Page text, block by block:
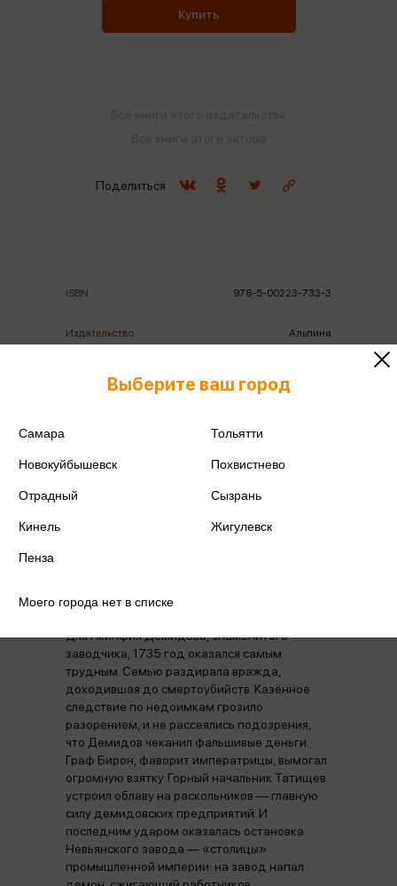
ISBN 978-5-00223-733-3
Издательство Альпина
Купить
Поделиться
Для Акинфия Демидова, знаменитого
заводчика, 1735 год оказался самым
трудным. Семью раздирала вражда,
доходившая до смертоубийств. Казённое
следствие по недоимкам грозило
разорением, и не рассеялись подозрения,
что Демидов чеканил фальшивые деньги.
Граф Бирон, фаворит императрицы, вымогал
огромную взятку. Горный начальник Татищев
устроил облаву на раскольников — главную
силу демидовских предприятий. И
последним ударом оказалась остановка
Невьянского завода — «столицы»
промышленной империи: на завод напал
Выберите ваш город
Самара Тольятти
Новокуйбышевск Похвистнево
Отрадный Сызрань
Кинель Жигулевск
Пенза
Моего города нет в списке